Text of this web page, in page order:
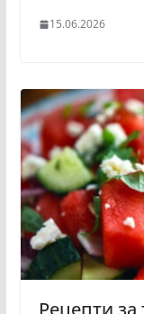
15.06.2026
Рецепти